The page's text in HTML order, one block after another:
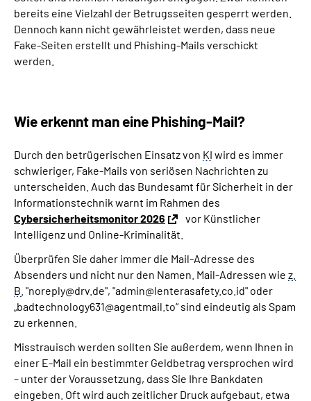
bereits eine Vielzahl der Betrugsseiten gesperrt werden.
Dennoch kann nicht gewährleistet werden, dass neue
Fake-Seiten erstellt und Phishing-Mails verschickt
werden.
Wie erkennt man eine Phishing-Mail?
Durch den betrügerischen Einsatz von KI wird es immer
schwieriger, Fake-Mails von seriösen Nachrichten zu
unterscheiden. Auch das Bundesamt für Sicherheit in der
Informationstechnik warnt im Rahmen des
Cybersicherheitsmonitor 2026
vor Künstlicher
Intelligenz und Online-Kriminalität.
Überprüfen Sie daher immer die Mail-Adresse des
Absenders und nicht nur den Namen. Mail-Adressen wie z.
B. "noreply@drv.de", "admin@lenterasafety.co.id" oder
„badtechnology631@agentmail.to“ sind eindeutig als Spam
zu erkennen.
Misstrauisch werden sollten Sie außerdem, wenn Ihnen in
einer E-Mail ein bestimmter Geldbetrag versprochen wird
– unter der Voraussetzung, dass Sie Ihre Bankdaten
eingeben. Oft wird auch zeitlicher Druck aufgebaut, etwa